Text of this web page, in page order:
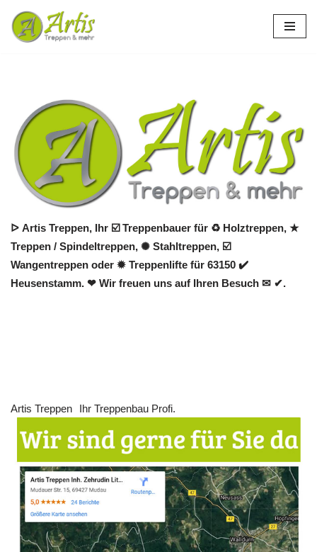
Zum
ᐅ Artis Treppen, Ihr ☑️ Treppenbauer für ♻ Holztreppen, ★
Treppen / Spindeltreppen, ✺ Stahltreppen, ☑️
Wangentreppen oder ✹ Treppenlifte für 63150 ✔️
Heusenstamm. ❤ Wir freuen uns auf Ihren Besuch ✉ ✔.
Artis Treppen Ihr Treppenbau Profi.